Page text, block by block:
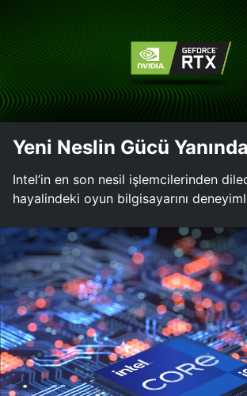
Yeni Neslin Gücü Yanında
Intel’in en son nesil işlemcilerinden
hayalindeki oyun bilgisayarını